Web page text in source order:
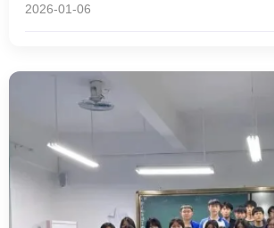
2026-01-06